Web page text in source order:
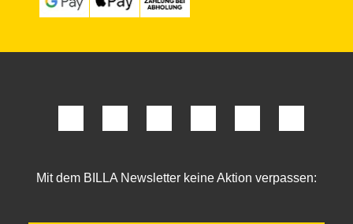
Mit dem BILLA Newsletter keine Aktion verpassen: